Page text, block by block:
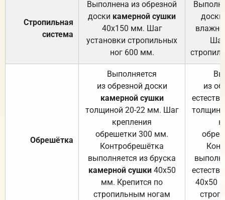
Стропильная
система
Выполнена из обрезной
доски камерной сушки
40х150 мм. Шаг
установки стропильных
ног 600 мм.
доски
Обрешётка
Выполняется
из обрезной доски
камерной сушки
толщиной 20-22 мм. Шаг
крепления
обрешетки 300 мм.
Контробрешётка
выполняется из бруска
камерной сушки40х50
мм. Крепится по
стропильным ногам
из
40х50